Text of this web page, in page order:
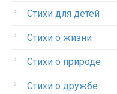
Стихи для детей
Стихи о жизни
Стихи о природе
Стихи о дружбе